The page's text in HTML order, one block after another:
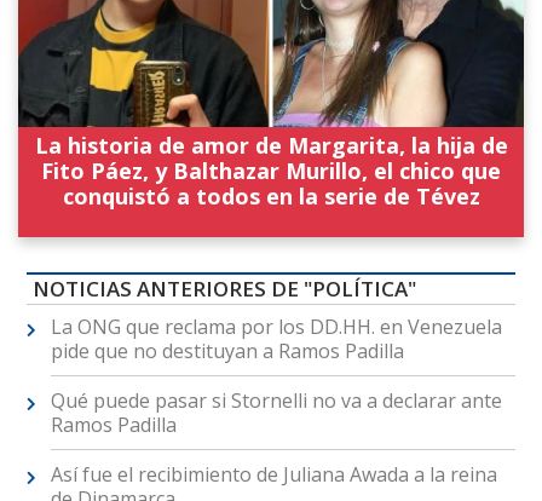
La historia de amor de Margarita, la hija de
Fito Páez, y Balthazar Murillo, el chico que
conquistó a todos en la serie de Tévez
NOTICIAS ANTERIORES DE "POLÍTICA"
La ONG que reclama por los DD.HH. en Venezuela
pide que no destituyan a Ramos Padilla
Qué puede pasar si Stornelli no va a declarar ante
Ramos Padilla
Así fue el recibimiento de Juliana Awada a la reina